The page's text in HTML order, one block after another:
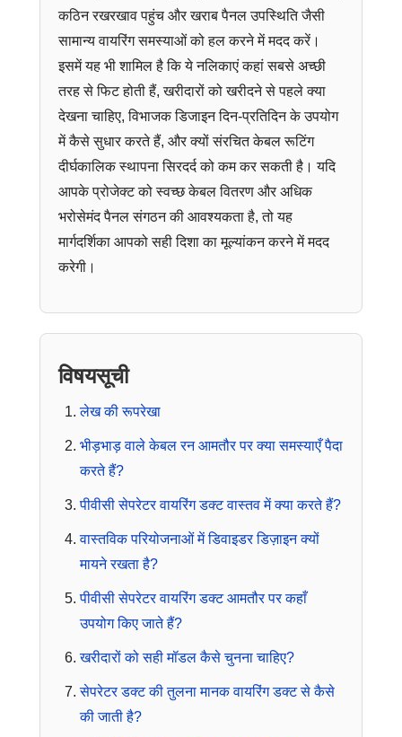
कठिन रखरखाव पहुंच और खराब पैनल उपस्थिति जैसी
सामान्य वायरिंग समस्याओं को हल करने में मदद करें।
इसमें यह भी शामिल है कि ये नलिकाएं कहां सबसे अच्छी
तरह से फिट होती हैं, खरीदारों को खरीदने से पहले क्या
देखना चाहिए, विभाजक डिजाइन दिन-प्रतिदिन के उपयोग
में कैसे सुधार करते हैं, और क्यों संरचित केबल रूटिंग
दीर्घकालिक स्थापना सिरदर्द को कम कर सकती है। यदि
आपके प्रोजेक्ट को स्वच्छ केबल वितरण और अधिक
भरोसेमंद पैनल संगठन की आवश्यकता है, तो यह
मार्गदर्शिका आपको सही दिशा का मूल्यांकन करने में मदद
करेगी।
विषयसूची
लेख की रूपरेखा
भीड़भाड़ वाले केबल रन आमतौर पर क्या समस्याएँ पैदा
करते हैं?
पीवीसी सेपरेटर वायरिंग डक्ट वास्तव में क्या करते हैं?
वास्तविक परियोजनाओं में डिवाइडर डिज़ाइन क्यों
मायने रखता है?
पीवीसी सेपरेटर वायरिंग डक्ट आमतौर पर कहाँ
उपयोग किए जाते हैं?
खरीदारों को सही मॉडल कैसे चुनना चाहिए?
सेपरेटर डक्ट की तुलना मानक वायरिंग डक्ट से कैसे
की जाती है?